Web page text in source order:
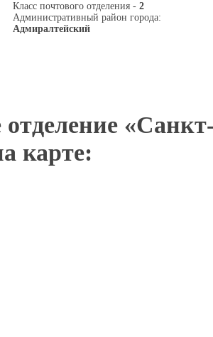
Класс почтового отделения - 2
Административный район города:
Адмиралтейский
«
карте: